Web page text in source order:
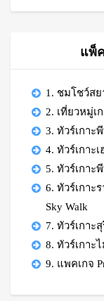
แพ็
1. ชมโชว์สย
2. เที่ยวหมู่เ
3. ทัวร์เกาะ
4. ทัวร์เกาะ
5. ทัวร์เกาะ
6. ทัวร์เกาะ
Sky Walk
7. ทัวร์เกาะ
8. ทัวร์เกาะ
9. แพคเกจ